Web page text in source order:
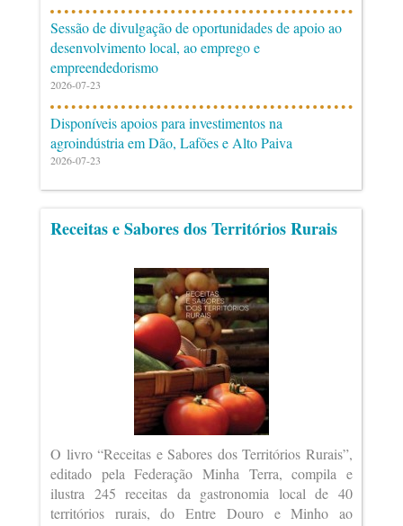
Sessão de divulgação de oportunidades de apoio ao
desenvolvimento local, ao emprego e
empreendedorismo
2026-07-23
Disponíveis apoios para investimentos na
agroindústria em Dão, Lafões e Alto Paiva
2026-07-23
Receitas e Sabores dos Territórios Rurais
O livro “Receitas e Sabores dos Territórios Rurais”,
editado pela Federação Minha Terra, compila e
ilustra 245 receitas da gastronomia local de 40
territórios rurais, do Entre Douro e Minho ao